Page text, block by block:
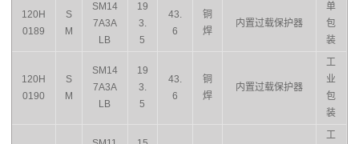
120H
0189
S
M
SM14
7A3A
LB
19
3.
5
43.
6
铜
焊
内置过载保护器
单
包
装
120H
0190
S
M
SM14
7A3A
LB
19
3.
5
43.
6
铜
焊
内置过载保护器
工
业
包
装
工